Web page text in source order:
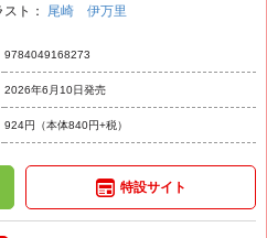
ト： 尾崎 伊万里
9784049168273
2026年6月10日発売
924円 （本体840円+税）
特設サイト